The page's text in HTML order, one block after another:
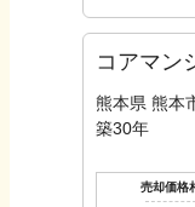
コアマン
熊本県 熊本
築30年
売却価格